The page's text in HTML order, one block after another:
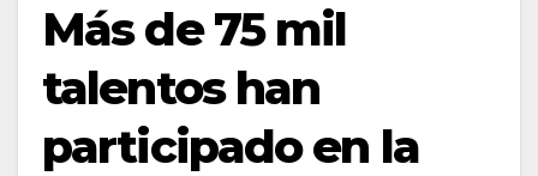
Más de 75 mil
talentos han
participado en la